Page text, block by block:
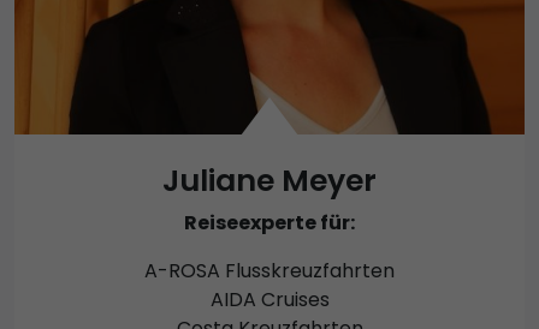
Juliane Meyer
Reiseexperte für:
A-ROSA Flusskreuzfahrten
AIDA Cruises